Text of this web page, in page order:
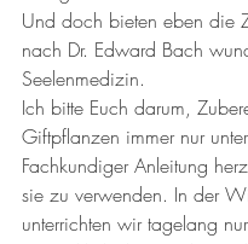
Und doch bieten eben die
nach Dr. Edward Bach
Seelenmedizin.
Ich bitte Euch darum,
Giftpflanzen immer nur unter
Fachkundiger Anleitung
sie zu verwenden. In der
unterrichten wir tagelang nur